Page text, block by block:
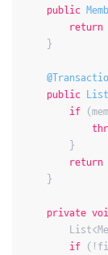
public
return
    }
public
if
        }
return
    }
private
if